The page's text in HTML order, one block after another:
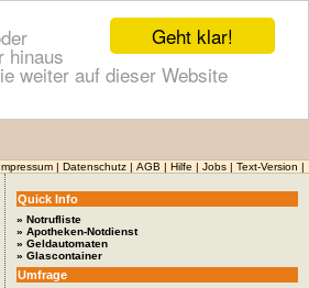
Geht klar!
hinaus
weiter auf dieser Website
Impressum Datenschutz AGB Hilfe Jobs Text-Version
Quick Info
» Notrufliste
» Apotheken-Notdienst
» Geldautomaten
» Glascontainer
Umfrage